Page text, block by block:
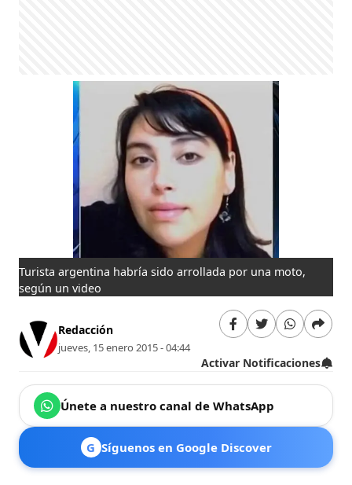
Turista argentina habría sido arrollada por una moto,
según un video
Redacción
jueves, 15 enero 2015 - 04:44
Activar Notificaciones
Únete a nuestro canal de WhatsApp
G Síguenos en Google Discover